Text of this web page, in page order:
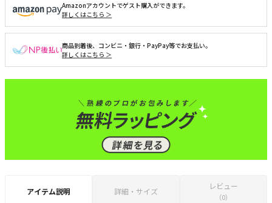
Amazonアカウントでゲスト購入ができます。
詳しくはこちら ＞
商品到着後、コンビニ・銀行・PayPay等でお支払い。
詳しくはこちら ＞
アイテム説明 詳細・サイズ
レビュー
（0）